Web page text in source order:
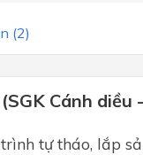
(2)
Cánh diều
tự tháo, lắp